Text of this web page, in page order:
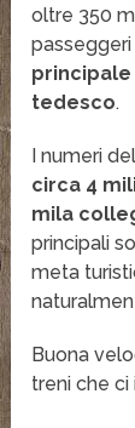
oltre 350
tedesco.
I numeri
circa 4
mila
principali
meta
Buona
treni che ci